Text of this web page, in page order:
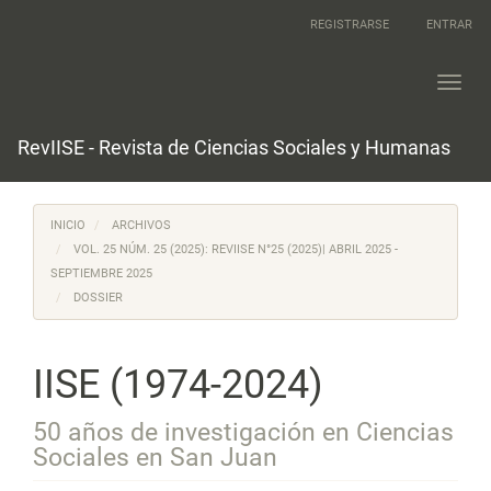
página
principal
Contenido
principal
Barra
lateral
REGISTRARSE ENTRAR
RevIISE - Revista de Ciencias Sociales y Humanas
INICIO
ARCHIVOS
VOL. 25 NÚM. 25 (2025): REVIISE N°25 (2025)| ABRIL 2025 -
SEPTIEMBRE 2025
DOSSIER
IISE (1974-2024)
50 años de investigación en Ciencias
Sociales en San Juan